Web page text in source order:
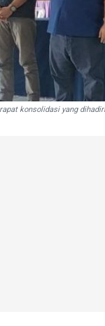
konsolidasi yang